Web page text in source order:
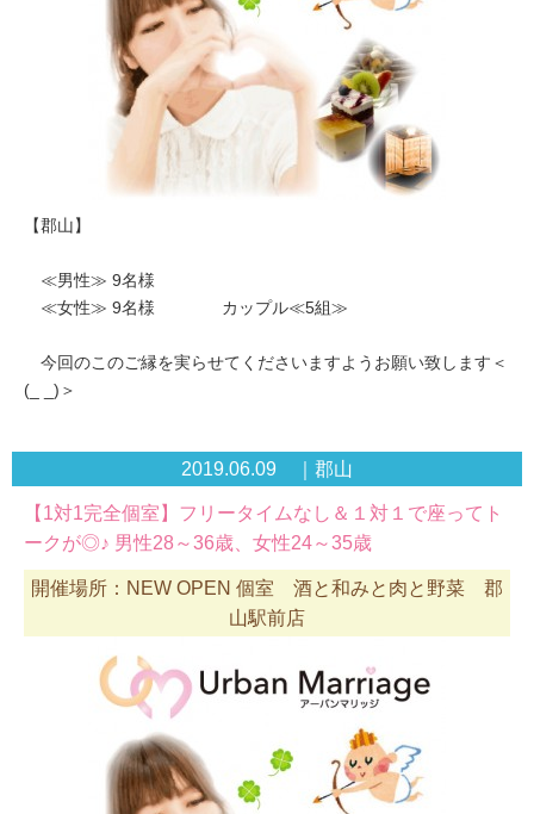
【郡山】
≪男性≫ 9名様
≪女性≫ 9名様 カップル≪5組≫
今回のこのご縁を実らせてくださいますようお願い致します＜
(_ _)＞
2019.06.09 ｜郡山
【1対1完全個室】フリータイムなし＆１対１で座ってト
ークが◎♪ 男性28～36歳、女性24～35歳
開催場所：NEW OPEN 個室 酒と和みと肉と野菜 郡
山駅前店